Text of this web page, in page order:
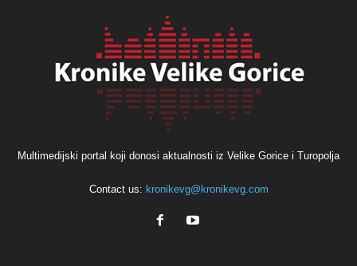
Multimedijski portal koji donosi aktualnosti iz Velike Gorice i Turopolja
Contact us: kronikevg@kronikevg.com